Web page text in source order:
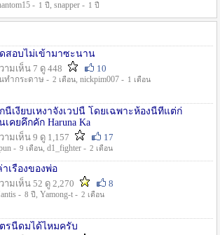
- 1 ปี , snapper - 1 ปี
สอบไม่เข้ามาซะนาน
ามเห็น 7 ดู 448
10
ทำกระดาษ - 2 เดือน, nickpim007 - 1 เดือน
นี้เงียบเหงาจังเวปนี้ โดยเฉพาะห้องนี้ที่แต่ก่
อนเคยคึกคัก Haruna Ka
ามเห็น 9 ดู 1,157
17
- 9 เดือน, d1_fighter - 2 เดือน
าเรื่องของพ่อ
ามเห็น 52 ดู 2,270
8
- 8 ปี , Yamong-t - 2 เดือน
รนี้ดมได้ไหมครับ